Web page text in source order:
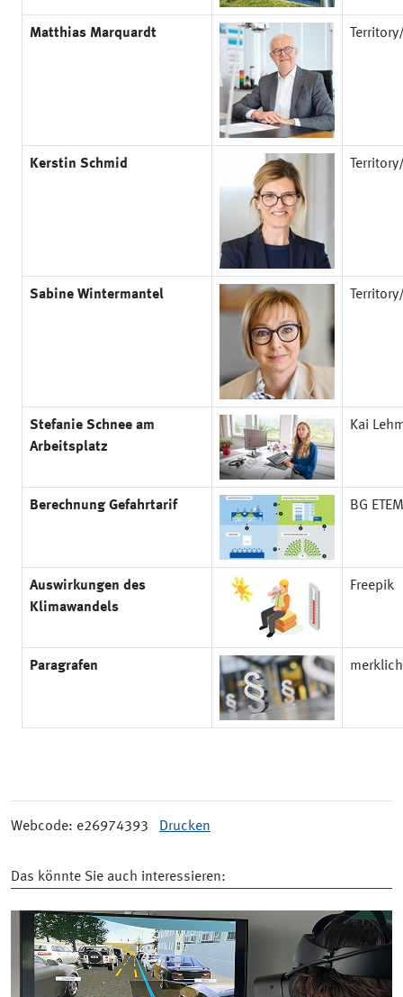
Matthias Marquardt
Kerstin Schmid
Sabine Wintermantel
Stefanie Schnee am
Arbeitsplatz
Kai
Berechnung Gefahrtarif BG ETEM
Auswirkungen des
Klimawandels
Freepik
Paragrafen
Webcode: e26974393 Drucken
Das könnte Sie auch interessieren: